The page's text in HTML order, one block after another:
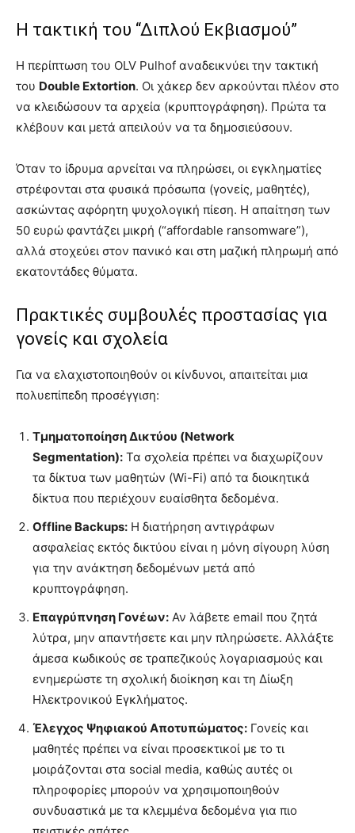
Η τακτική του “Διπλού Εκβιασμού”
Η περίπτωση του OLV Pulhof αναδεικνύει την τακτική
του Double Extortion. Οι χάκερ δεν αρκούνται πλέον στο
να κλειδώσουν τα αρχεία (κρυπτογράφηση). Πρώτα τα
κλέβουν και μετά απειλούν να τα δημοσιεύσουν.
Όταν το ίδρυμα αρνείται να πληρώσει, οι εγκληματίες
στρέφονται στα φυσικά πρόσωπα (γονείς, μαθητές),
ασκώντας αφόρητη ψυχολογική πίεση. Η απαίτηση των
50 ευρώ φαντάζει μικρή (“affordable ransomware”),
αλλά στοχεύει στον πανικό και στη μαζική πληρωμή από
εκατοντάδες θύματα.
Πρακτικές συμβουλές προστασίας για
γονείς και σχολεία
Για να ελαχιστοποιηθούν οι κίνδυνοι, απαιτείται μια
πολυεπίπεδη προσέγγιση:
Τμηματοποίηση Δικτύου (Network
Segmentation): Τα σχολεία πρέπει να διαχωρίζουν
τα δίκτυα των μαθητών (Wi-Fi) από τα διοικητικά
δίκτυα που περιέχουν ευαίσθητα δεδομένα.
Offline Backups: Η διατήρηση αντιγράφων
ασφαλείας εκτός δικτύου είναι η μόνη σίγουρη λύση
για την ανάκτηση δεδομένων μετά από
κρυπτογράφηση.
Επαγρύπνηση Γονέων: Αν λάβετε email που ζητά
λύτρα, μην απαντήσετε και μην πληρώσετε. Αλλάξτε
άμεσα κωδικούς σε τραπεζικούς λογαριασμούς και
ενημερώστε τη σχολική διοίκηση και τη Δίωξη
Ηλεκτρονικού Εγκλήματος.
Έλεγχος Ψηφιακού Αποτυπώματος: Γονείς και
μαθητές πρέπει να είναι προσεκτικοί με το τι
μοιράζονται στα social media, καθώς αυτές οι
πληροφορίες μπορούν να χρησιμοποιηθούν
συνδυαστικά με τα κλεμμένα δεδομένα για πιο